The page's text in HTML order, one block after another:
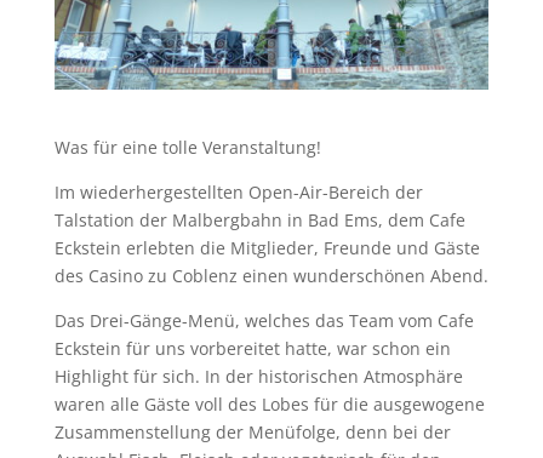
Was für eine tolle Veranstaltung!
Im wiederhergestellten Open-Air-Bereich der
Talstation der Malbergbahn in Bad Ems, dem Cafe
Eckstein erlebten die Mitglieder, Freunde und Gäste
des Casino zu Coblenz einen wunderschönen Abend.
Das Drei-Gänge-Menü, welches das Team vom Cafe
Eckstein für uns vorbereitet hatte, war schon ein
Highlight für sich. In der historischen Atmosphäre
waren alle Gäste voll des Lobes für die ausgewogene
Zusammenstellung der Menüfolge, denn bei der